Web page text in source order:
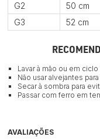
G2
50 cm
G3
52 cm
Lavar à mão ou em
Não usar alvejantes
Secar à sombra para
Passar com ferro em